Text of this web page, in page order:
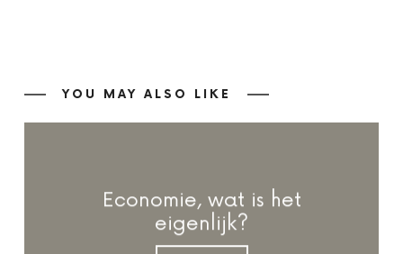
YOU MAY ALSO LIKE
Economie, wat is het
eigenlijk?